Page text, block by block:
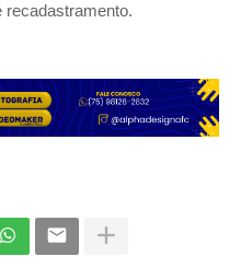
recadastramento.